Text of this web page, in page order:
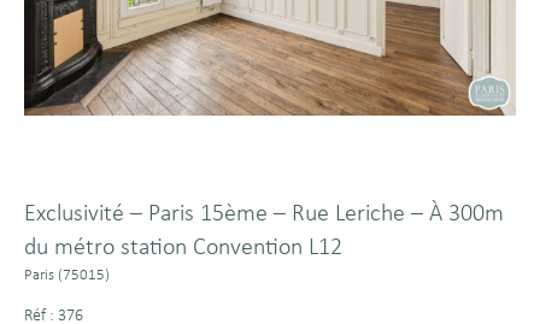
Exclusivité – Paris 15ème – Rue Leriche – À 300m
du métro station Convention L12
Paris (75015)
Réf : 376